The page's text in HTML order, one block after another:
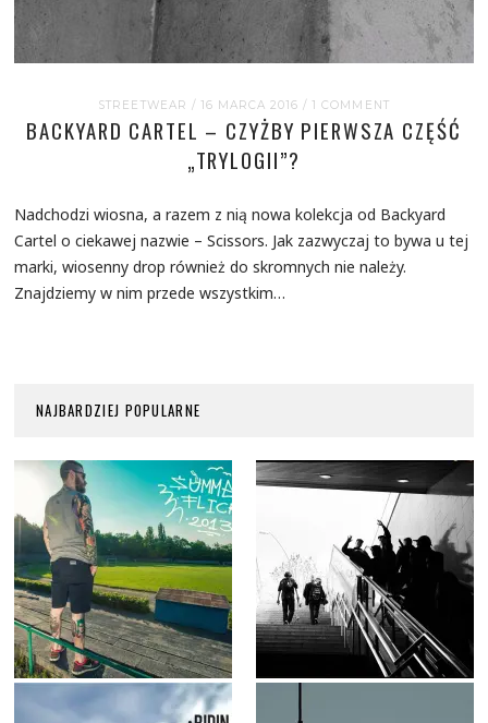
STREETWEAR / 16 MARCA 2016/ 1 COMMENT
BACKYARD CARTEL – CZYŻBY PIERWSZA CZĘŚĆ
„TRYLOGII”?
Nadchodzi wiosna, a razem z nią nowa kolekcja od Backyard
Cartel o ciekawej nazwie – Scissors. Jak zazwyczaj to bywa u tej
marki, wiosenny drop również do skromnych nie należy.
Znajdziemy w nim przede wszystkim…
NAJBARDZIEJ POPULARNE